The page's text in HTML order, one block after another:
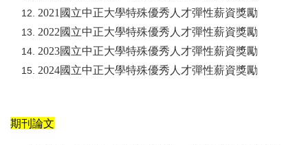
2021 國立中正大學特殊優秀人才彈性薪資獎勵
2022國立中正大學特殊優秀人才彈性薪資獎勵
2023國立中正大學特殊優秀人才彈性薪資獎勵
2024國立中正大學特殊優秀人才彈性薪資獎勵
期刊論文